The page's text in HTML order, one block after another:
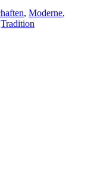
, Moderne,
Tradition